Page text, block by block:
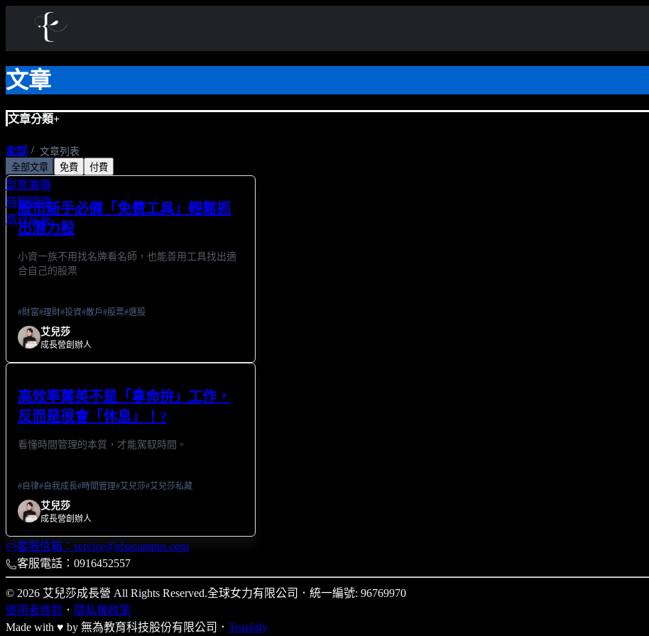
文章
文章分類+
全部
金錢財富
副業兼職
時間管理
高效成長
首頁
文章列表
全部文章
免費 付費
股市新手必備「免費工具」輕鬆抓
出潛力股
小資一族不用找名牌看名師，也能善用工具找出適
合自己的股票
#財富#理財#投資#散戶#股票#選股
艾兒莎
成長營創辦人
高效率菁英不是「拿命拚」工作，
反而是很會「休息」！?
看懂時間管理的本質，才能駕馭時間。
# 自律# 自我成長#時間管理#艾兒莎#艾兒莎私藏
艾兒莎
成長營創辦人
客服信箱：service@elsacampus.com
客服電話：0916452557
© 2026 艾兒莎成長營 All Rights Reserved.全球女力有限公司 ． 統一編號: 96769970
使用者條款 ． 隱私權政策
Made with ♥ by 無為教育科技股份有限公司． Teachify